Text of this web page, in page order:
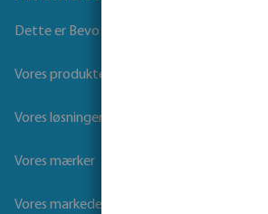
Dette er Bevo
Vores produkter
Vores løsninger
Vores mærker
Vores markeder